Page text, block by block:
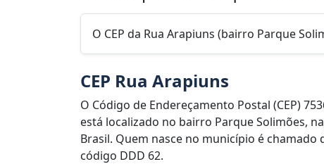
O CEP da Rua Arapiuns (bairro Parque
CEP Rua Arapiuns
O Código de Endereçamento Postal (CEP)
está localizado no bairro Parque Solimões,
Brasil. Quem nasce no município é
código DDD 62.